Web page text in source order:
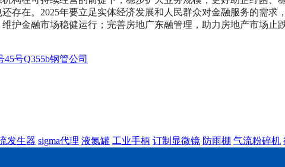
存在。2025年要立足实体经济发展和人民群众对金融服务的需
护金融市场稳健运行；完善房地广东融管理，助力房地产市场
号Q355b钢管公司
发生器 sigma代理 液氮罐 工业手柄 订制显微镜 防雨棚 气流粉碎机